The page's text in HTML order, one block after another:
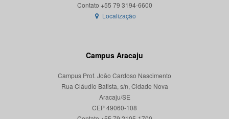
Localização
Campus Aracaju
Campus Prof. João Cardoso Nascimento
Rua Cláudio Batista, s/n, Cidade Nova
Aracaju/SE
CEP 49060-108